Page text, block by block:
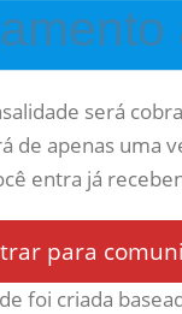
será
de apenas uma
entra já
para
foi criada